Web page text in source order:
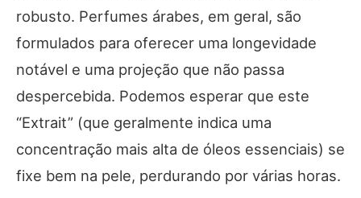
robusto. Perfumes árabes, em geral, são
formulados para oferecer uma longevidade
notável e uma projeção que não passa
despercebida. Podemos esperar que este
“Extrait” (que geralmente indica uma
concentração mais alta de óleos essenciais) se
fixe bem na pele, perdurando por várias horas.